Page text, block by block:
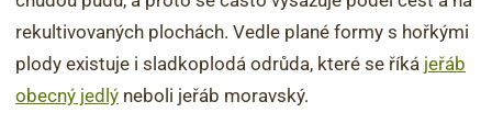
rekultivovaných plochách. Vedle plané formy s hořkými
plody existuje i sladkoplodá odrůda, které se říká jeřáb
obecný jedlý neboli jeřáb moravský.